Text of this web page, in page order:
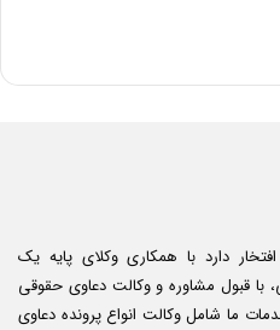
دارد با همکاری وکلای پایه یک
با قبول مشاوره و وکالت دعاوی حقوقی
ما شامل وکالت انواع پرونده دعاوی